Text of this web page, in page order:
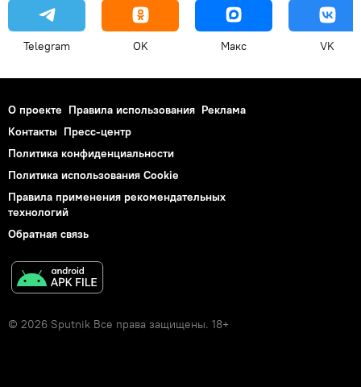
Telegram OK Макс VK
О проекте Правила использования Реклама
Контакты Пресс-центр
Политика конфиденциальности
Политика использования Cookie
Правила применения рекомендательных
технологий
Обратная связь
© 2026 Sputnik Все права защищены. 18+